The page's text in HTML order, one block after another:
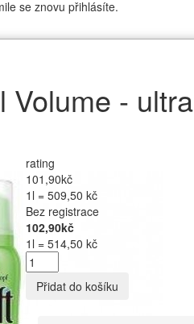
se znovu přihlásíte.
Volume - ultra
rating
101,90kč
1l = 509,50 kč
Bez registrace
102,90kč
1l = 514,50 kč
Přidat do košíku